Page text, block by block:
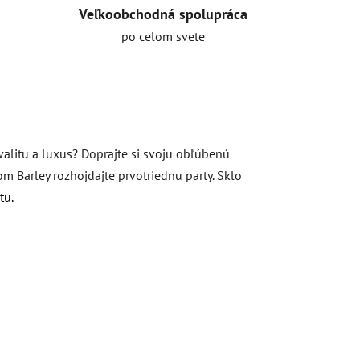
Veľkoobchodná spolupráca
po celom svete
a luxus? Doprajte si svoju obľúbenú
Barley rozhojdajte prvotriednu party. Sklo